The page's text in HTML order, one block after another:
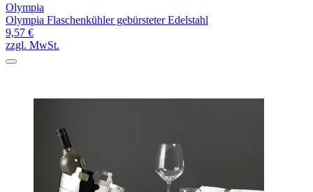
Olympia
Olympia Flaschenkühler gebürsteter Edelstahl
9,57 €
zzgl. MwSt.